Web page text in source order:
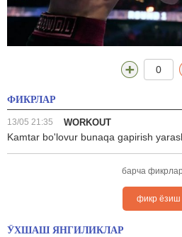
0
ФИКРЛАР
13/05 21:35 WORKOUT
Kamtar bo'lovur bunaqa gapirish
барча
фикр ёзиш
ЎХШАШ ЯНГИЛИКЛАР